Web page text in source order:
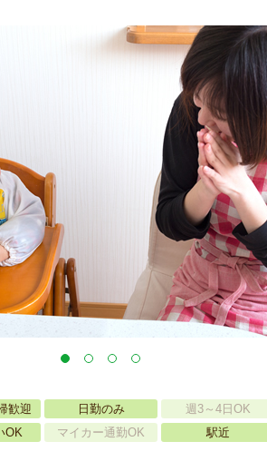
歓迎 日勤のみ 週3～4日OK
OK マイカー通勤OK 駅近